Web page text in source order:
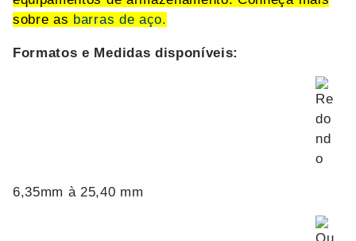
sobre as barras de aço.
Formatos e Medidas disponíveis:
6,35mm à 25,40 mm